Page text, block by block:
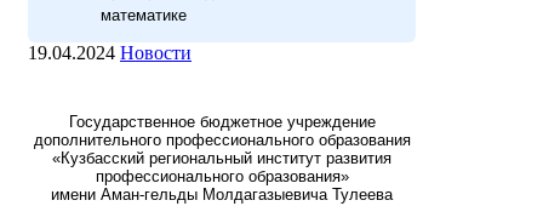
математике
19.04.2024 Новости
Государственное бюджетное учреждение
дополнительного профессионального образования
«Кузбасский региональный институт развития
профессионального образования»
имени Аман-гельды Молдагазыевича Тулеева